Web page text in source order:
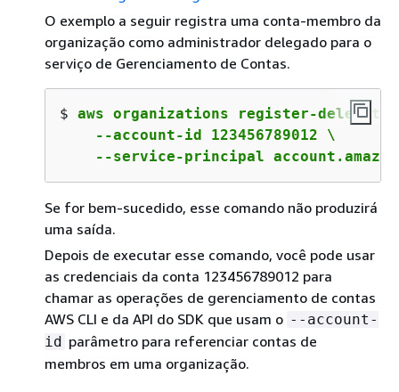
O exemplo a seguir registra uma conta-membro da
organização como administrador delegado para o
serviço de Gerenciamento de Contas.
$ aws organizations register-
    --account-id 123456789012 \
--service-principal
Se for bem-sucedido, esse comando não produzirá
uma saída.
Depois de executar esse comando, você pode usar
as credenciais da conta 123456789012 para
chamar as operações de gerenciamento de contas
AWS CLI e da API do SDK que usam o --account-
id parâmetro para referenciar contas de
membros em uma organização.